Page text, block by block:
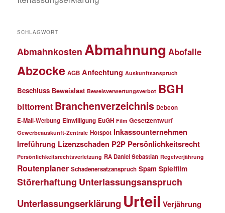
SCHLAGWORT
Abmahnkosten Abmahnung Abofalle
Abzocke AGB Anfechtung Auskunftsanspruch
Beschluss Beweislast Beweisverwertungsverbot BGH
bittorrent Branchenverzeichnis Debcon
E-Mail-Werbung Einwilligung EuGH Film Gesetzentwurf
Gewerbeauskunft-Zentrale Hotspot Inkassounternehmen
Irreführung Lizenzschaden P2P Persönlichkeitsrecht
Persönlichkeitsrechtsverletzung RA Daniel Sebastian Regelverjährung
Routenplaner Schadenersatzanspruch Spam Spielfilm
Störerhaftung Unterlassungsanspruch
Unterlassungserklärung Urteil Verjährung